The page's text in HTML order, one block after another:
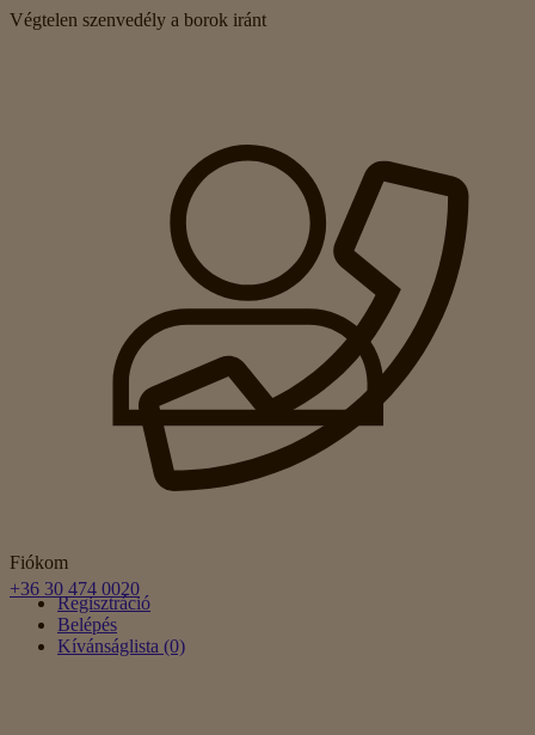
Végtelen szenvedély a borok iránt
Fiókom
Regisztráció
Belépés
Kívánságlista (0)
+36 30 474 0020